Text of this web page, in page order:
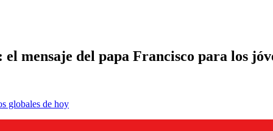
mensaje del papa Francisco para los
globales de hoy